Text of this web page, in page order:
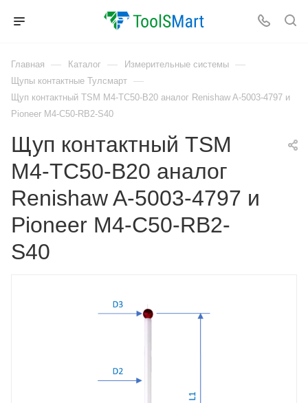
Главная — Каталог — Измерительные системы —
Щупы контактные Тулсмарт —
Щуп контактный TSM M4-TC50-B20 аналог Renishaw A-5003-4797 и
Pioneer M4-C50-RB2-S40
Щуп контактный TSM
M4-TC50-B20 аналог
Renishaw A-5003-4797 и
Pioneer M4-C50-RB2-
S40